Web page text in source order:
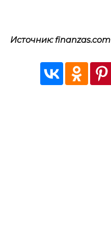
Источник: finanzas.com